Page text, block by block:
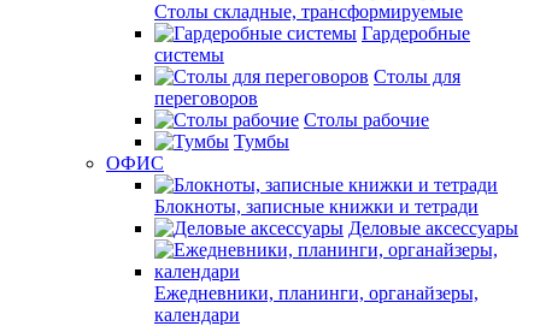
Столы складные, трансформируемые
Гардеробные
системы
Столы для
переговоров
Столы рабочие
Тумбы
ОФИС
Блокноты, записные книжки и тетради
Деловые аксессуары
Ежедневники, планинги, органайзеры,
календари